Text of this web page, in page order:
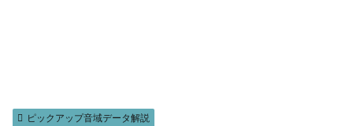
ピックアップ音域データ解説